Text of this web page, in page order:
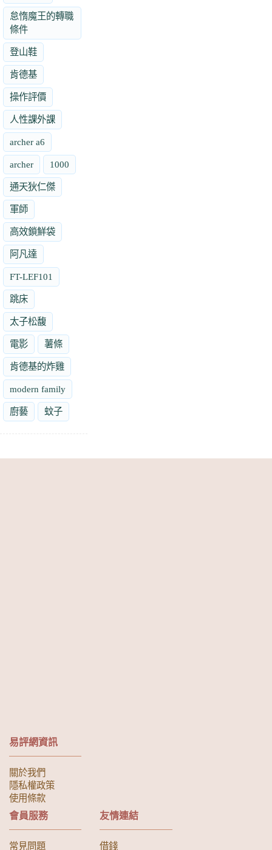
怠惰魔王的轉職
條件
登山鞋
肯德基
操作評價
人性課外課
archer a6
archer 1000
通天狄仁傑
軍師
高效鎖鮮袋
阿凡達
FT-LEF101
跳床
太子松馥
電影 薯條
肯德基的炸雞
modern family
廚藝 蚊子
易評網資訊
關於我們
隱私權政策
使用條款
會員服務
常見問題
友情連結
借錢